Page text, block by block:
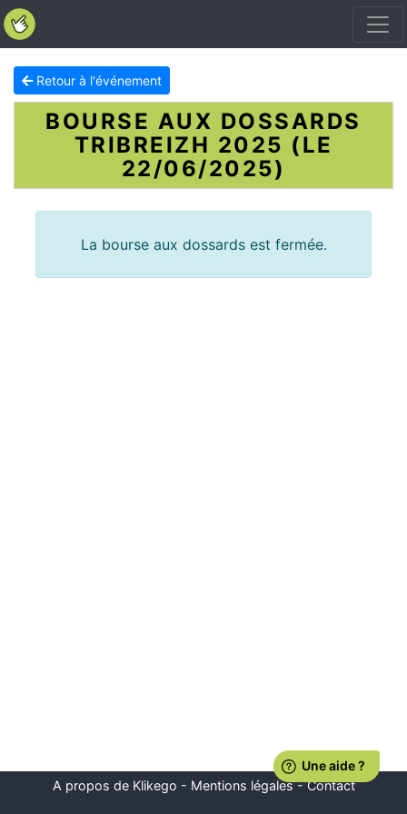
Retour à l'événement
BOURSE AUX DOSSARDS
TRIBREIZH 2025 (LE
22/06/2025)
La bourse aux dossards est fermée.
A propos de Klikego - Mentions légales-Contact